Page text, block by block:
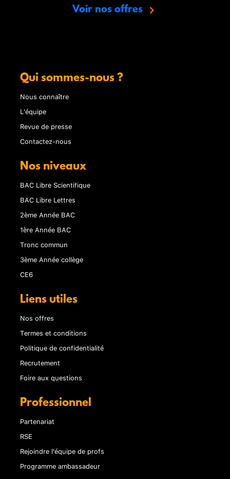
Voir nos offres
Qui sommes-nous ?
Nous connaître
L'équipe
Revue de presse
Contactez-nous
Nos niveaux
BAC Libre Scientifique
BAC Libre Lettres
2ème Année BAC
1ère Année BAC
Tronc commun
3ème Année collège
CE6
Liens utiles
Nos offres
Termes et conditions
Politique de confidentialité
Recrutement
Foire aux questions
Professionnel
Partenariat
RSE
Rejoindre l'équipe de profs
Programme ambassadeur